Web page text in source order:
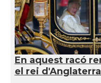
En aquest racó
el rei